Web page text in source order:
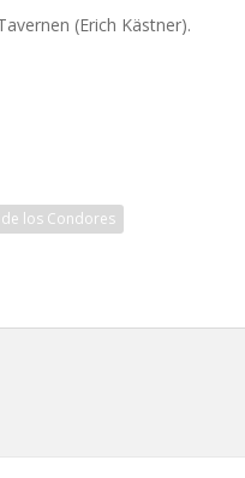
(Erich Kästner).
de los Condores